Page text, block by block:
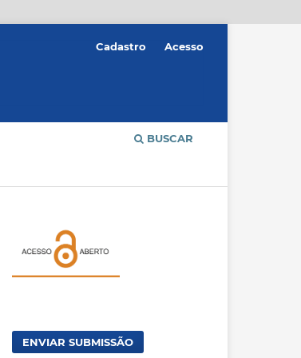
BUSCAR
Cadastro Acesso
ENVIAR SUBMISSÃO